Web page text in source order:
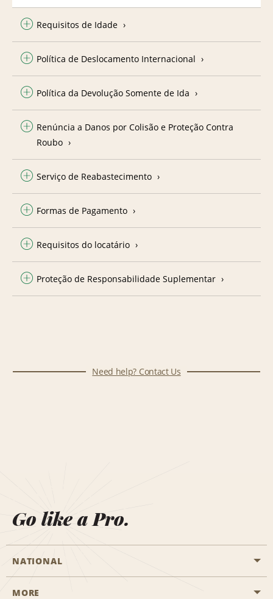
Requisitos de Idade
Política de Deslocamento Internacional
Política da Devolução Somente de Ida
Renúncia a Danos por Colisão e Proteção Contra
Roubo
Serviço de Reabastecimento
Formas de Pagamento
Requisitos do locatário
Proteção de Responsabilidade Suplementar
Need help? Contact Us
Go like a Pro.
NATIONAL
Start a Reservation
MORE